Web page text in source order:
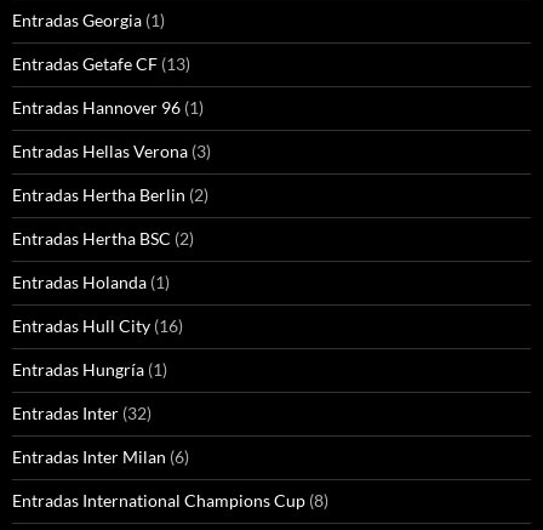
Entradas Georgia (1)
Entradas Getafe CF (13)
Entradas Hannover 96 (1)
Entradas Hellas Verona (3)
Entradas Hertha Berlin (2)
Entradas Hertha BSC (2)
Entradas Holanda (1)
Entradas Hull City (16)
Entradas Hungría (1)
Entradas Inter (32)
Entradas Inter Milan (6)
Entradas International Champions Cup (8)